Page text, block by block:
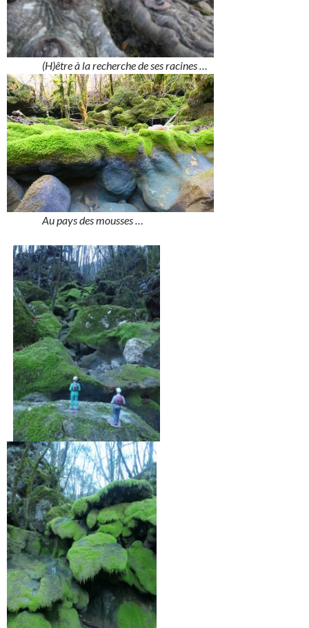
(H)être à la recherche de ses racines …
Au pays des mousses …